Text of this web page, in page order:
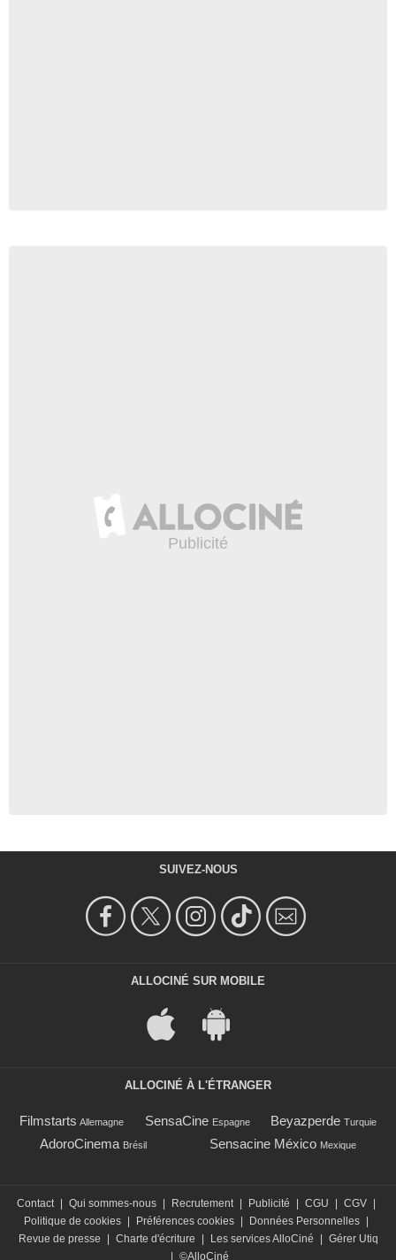
SUIVEZ-NOUS
ALLOCINÉ SUR MOBILE
ALLOCINÉ À L'ÉTRANGER
Filmstarts Allemagne SensaCine Espagne Beyazperde Turquie
AdoroCinema Brésil Sensacine México Mexique
Contact | Qui sommes-nous | Recrutement | Publicité | CGU | CGV |
Politique de cookies | Préférences cookies | Données Personnelles |
Revue de presse
| Charte d'écriture | Les services AlloCiné | Gérer Utiq
| ©AlloCiné